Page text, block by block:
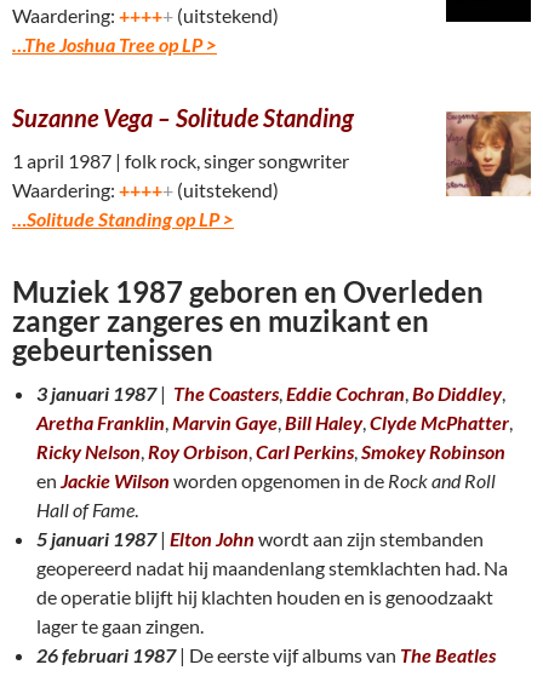
Waardering: +++++ (uitstekend)
…The Joshua Tree op LP >
Suzanne Vega – Solitude Standing
1 april 1987 | folk rock, singer songwriter
Waardering: +++++ (uitstekend)
…Solitude Standing op LP >
Muziek 1987 geboren en Overleden
zanger zangeres en muzikant en
gebeurtenissen
3 januari 1987| The Coasters,Eddie Cochran,Bo Diddley,
Aretha Franklin,Marvin Gaye,Bill Haley,Clyde McPhatter,
Ricky Nelson,Roy Orbison,Carl Perkins,Smokey Robinson
en Jackie Wilson worden opgenomen in de Rock and Roll
Hall of Fame.
5 januari 1987| Elton John wordt aan zijn stembanden
geopereerd nadat hij maandenlang stemklachten had. Na
de operatie blijft hij klachten houden en is genoodzaakt
lager te gaan zingen.
26 februari 1987| De eerste vijf albums van The Beatles